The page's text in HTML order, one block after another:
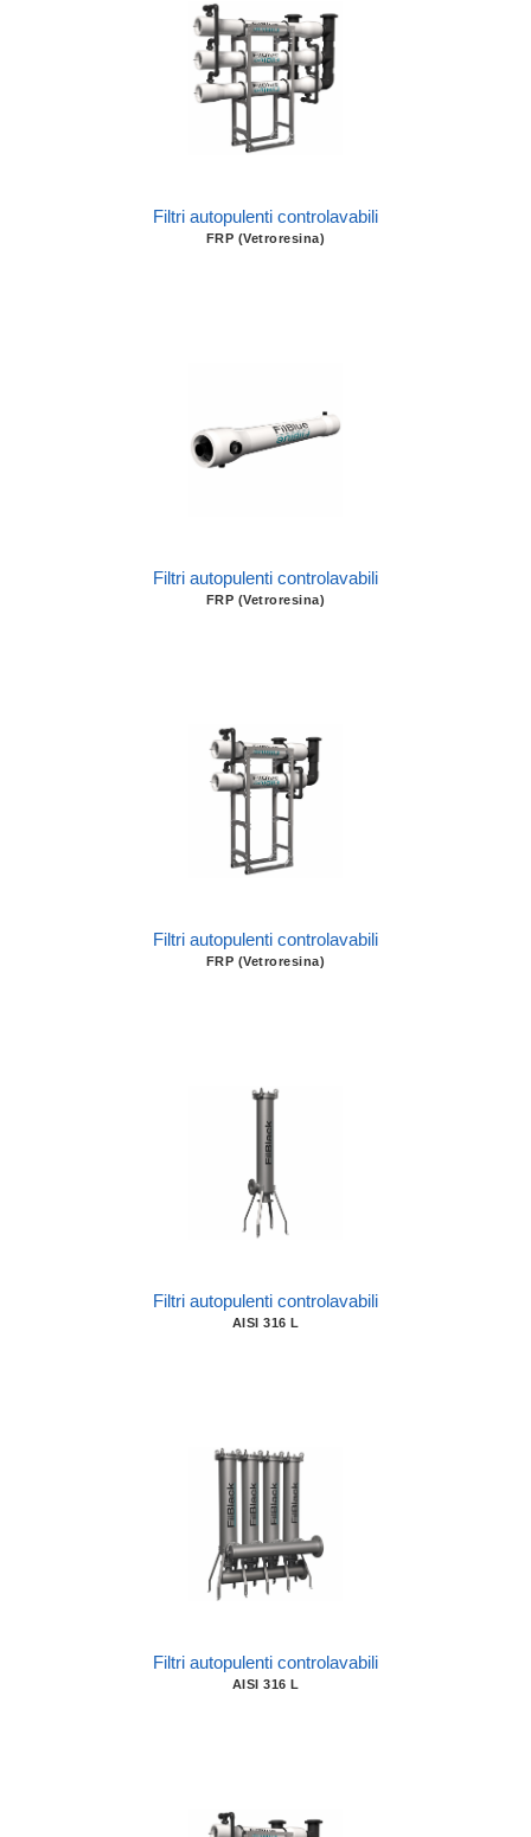
Filtri autopulenti controlavabili
FRP (Vetroresina)
Filtri autopulenti controlavabili
FRP (Vetroresina)
Filtri autopulenti controlavabili
FRP (Vetroresina)
Filtri autopulenti controlavabili
AISI 316 L
Filtri autopulenti controlavabili
AISI 316 L